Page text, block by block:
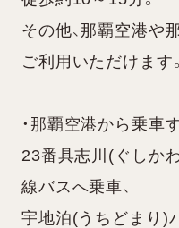
その他、那覇空港や
ご利用いただけます。
・那覇空港から乗車
23番具志川(ぐしか
線バスへ乗車、
宇地泊(うちどまり)